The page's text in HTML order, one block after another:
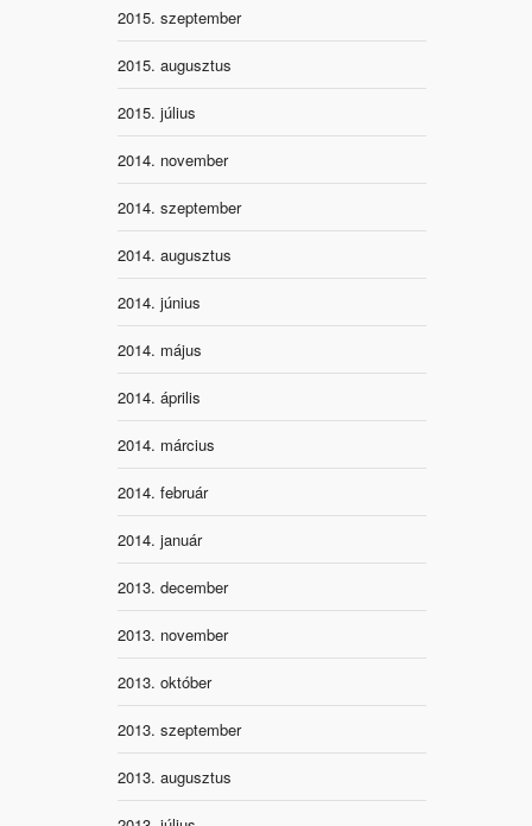
2015. szeptember
2015. augusztus
2015. július
2014. november
2014. szeptember
2014. augusztus
2014. június
2014. május
2014. április
2014. március
2014. február
2014. január
2013. december
2013. november
2013. október
2013. szeptember
2013. augusztus